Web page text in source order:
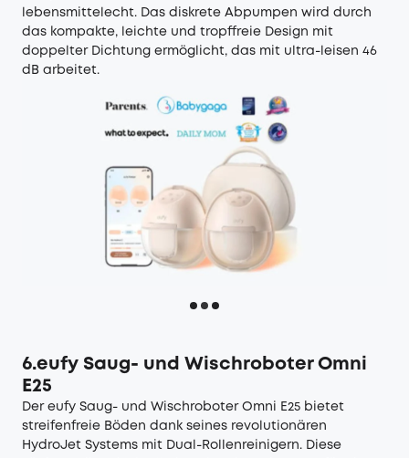
lebensmittelecht. Das diskrete Abpumpen wird durch
das kompakte, leichte und tropffreie Design mit
doppelter Dichtung ermöglicht, das mit ultra-leisen 46
dB arbeitet.
6.eufy Saug- und Wischroboter Omni
E25
Der eufy Saug- und Wischroboter Omni E25 bietet
streifenfreie Böden dank seines revolutionären
HydroJet Systems mit Dual-Rollenreinigern. Diese